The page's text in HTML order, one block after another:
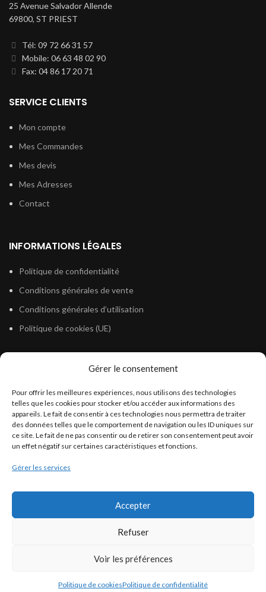
Gérer le consentement
Pour offrir les meilleures expériences, nous utilisons des technologies
telles que les cookies pour stocker et/ou accéder aux informations des
appareils. Le fait de consentir à ces technologies nous permettra de traiter
des données telles que le comportement de navigation ou les ID uniques sur
ce site. Le fait de ne pas consentir ou de retirer son consentement peut avoir
un effet négatif sur certaines caractéristiques et fonctions.
Gérer les services
Accepter
Refuser
Voir les préférences
Politique de cookiesPolitique de confidentialité
25 Avenue Salvador Allende
69800, ST PRIEST
Tél: 09 72 66 31 57
Mobile: 06 63 48 02 90
Fax: 04 86 17 20 71
SERVICE CLIENTS
Mon compte
Mes Commandes
Mes devis
Mes Adresses
Contact
INFORMATIONS LÉGALES
Politique de confidentialité
Conditions générales de vente
Conditions générales d’utilisation
Politique de cookies (UE)
Législation Gasoil Fioul GNR
Législation Essence
Législation Adblue
Législation Eau
Législation Lubrifiant
Législation Phytosanitaire
COPYRIGHT ©Francoself- Tous droits réservés.